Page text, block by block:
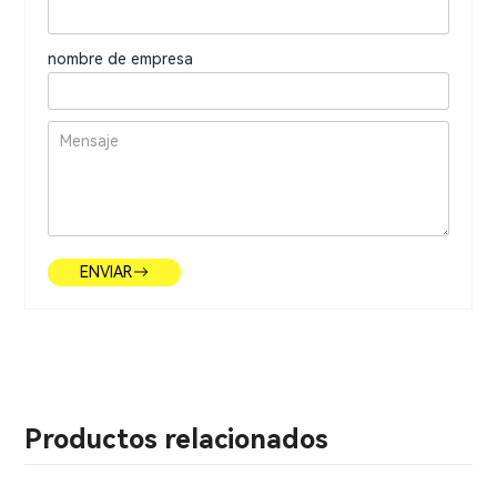
nombre de empresa
ENVIAR
Productos relacionados